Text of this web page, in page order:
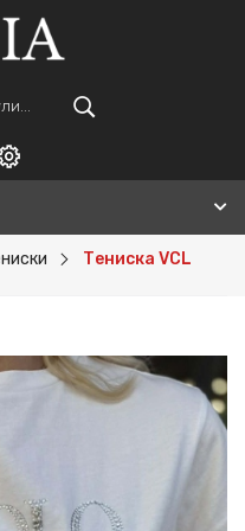
Е ПРАЗНА.
Тениска VCL